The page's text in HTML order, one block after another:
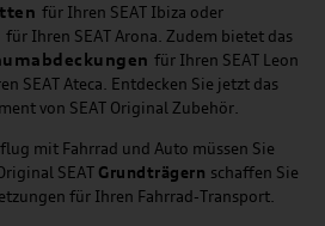
für Ihren SEAT Ibiza oder
für Ihren SEAT Arona. Zudem bietet das
für Ihren SEAT Leon
SEAT Ateca. Entdecken Sie jetzt das
von SEAT Original Zubehör.
mit Fahrrad und Auto müssen Sie
SEAT Grundträgern schaffen Sie
für Ihren Fahrrad-Transport.